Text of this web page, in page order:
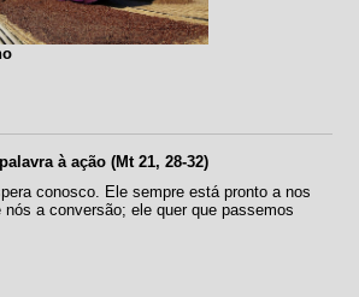
à ação (Mt 21, 28-32)
conosco. Ele sempre está pronto a nos
nós a conversão; ele quer que passemos